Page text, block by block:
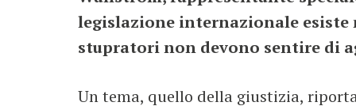
legislazione internazionale esiste
stupratori non devono sentire di
Un tema, quello della giustizia,